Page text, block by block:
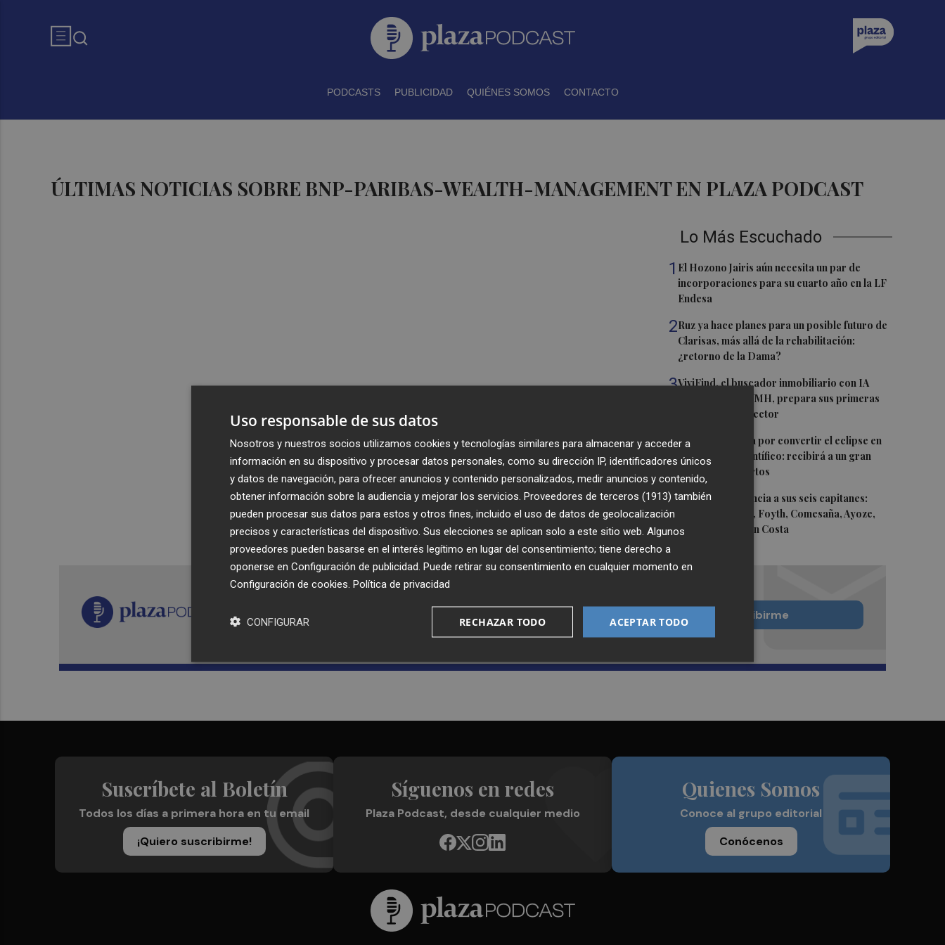
PODCASTS PUBLICIDAD QUIÉNES SOMOS CONTACTO
ÚLTIMAS NOTICIAS SOBRE BNP-PARIBAS-WEALTH-MANAGEMENT EN PLAZA PODCAST
Lo Más Escuchado
1 El Hozono Jairis aún necesita un par de
incorporaciones para su cuarto año en la LF
Endesa
2Ruz ya hace planes para un posible futuro de
Clarisas, más allá de la rehabilitación:
¿retorno de la Dama?
3ViviFind, el buscador inmobiliario con IA
surgido del PCUMH, prepara sus primeras
alianzas con el sector
4Castelló apuesta por convertir el eclipse en
un referente científico: recibirá a un gran
equipo de expertos
5El Villarreal anuncia a sus seis capitanes:
Gerard Moreno, Foyth, Comesaña, Ayoze,
Cardona y Logan Costa
Recibe toda la actualidad de
Plaza Podcast en tu correo
Quiero suscribirme
Suscríbete al Boletín
Todos los días a primera hora en tu email
¡Quiero suscribirme!
Síguenos en redes
Plaza Podcast, desde cualquier medio
Quienes Somos
Conoce al grupo editorial
Conócenos
Uso responsable de sus datos
Nosotros y nuestros socios utilizamos cookies y tecnologías similares para almacenar y acceder a
información en su dispositivo y procesar datos personales, como su dirección IP, identificadores únicos
y datos de navegación, para ofrecer anuncios y contenido personalizados, medir anuncios y contenido,
obtener información sobre la audiencia y mejorar los servicios. Proveedores de terceros (1913) también
pueden procesar sus datos para estos y otros fines, incluido el uso de datos de geolocalización
precisos y características del dispositivo. Sus elecciones se aplican solo a este sitio web. Algunos
proveedores pueden basarse en el interés legítimo en lugar del consentimiento; tiene derecho a
oponerse en Configuración de publicidad . Puede retirar su consentimiento en cualquier momento en
Configuración de cookies Política de privacidad
ACEPTAR TODO
RECHAZAR TODO
CONFIGURAR